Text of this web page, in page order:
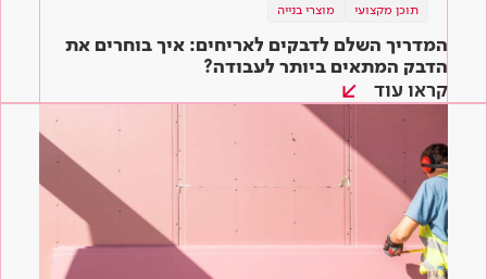
תוכן מקצועי מוצרי בנייה
המדריך השלם לדבקים לאריחים: איך בוחרים את
הדבק המתאים ביותר לעבודה?
קראו עוד